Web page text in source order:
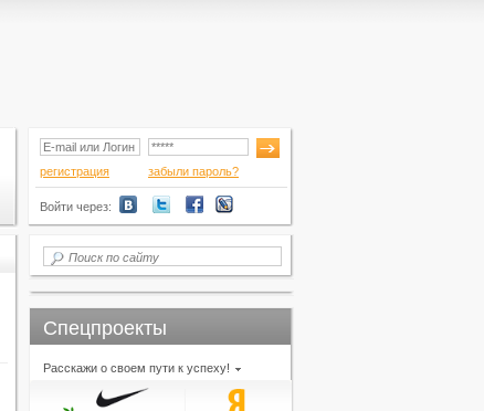
регистрация забыли пароль?
Войти через:
Спецпроекты
Расскажи о своем пути к успеху!